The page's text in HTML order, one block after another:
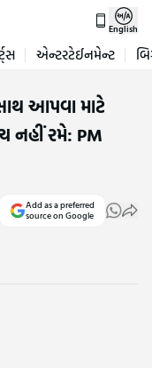
English
એન્ટરટેઈનમેન્ટ
આપવા માટે
નહીં રમે: PM
Add as a preferred
source on Google